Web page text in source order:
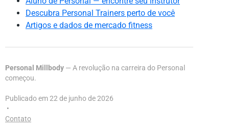
Descubra Personal Trainers perto de você
Artigos e dados de mercado fitness
Personal Millbody — A revolução na carreira do Personal
começou.
Publicado em 22 de junho de 2026
•
Contato